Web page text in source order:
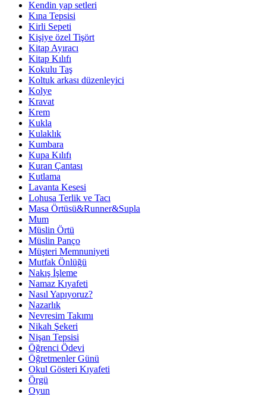
Kendin yap setleri
Kına Tepsisi
Kirli Sepeti
Kişiye özel Tişört
Kitap Ayıracı
Kitap Kılıfı
Kokulu Taş
Koltuk arkası düzenleyici
Kolye
Kravat
Krem
Kukla
Kulaklık
Kumbara
Kupa Kılıfı
Kuran Çantası
Kutlama
Lavanta Kesesi
Lohusa Terlik ve Tacı
Masa Örtüsü&Runner&Supla
Mum
Müslin Örtü
Müslin Panço
Müşteri Memnuniyeti
Mutfak Önlüğü
Nakış İşleme
Namaz Kıyafeti
Nasıl Yapıyoruz?
Nazarlık
Nevresim Takımı
Nikah Şekeri
Nişan Tepsisi
Öğrenci Ödevi
Öğretmenler Günü
Okul Gösteri Kıyafeti
Örgü
Oyun